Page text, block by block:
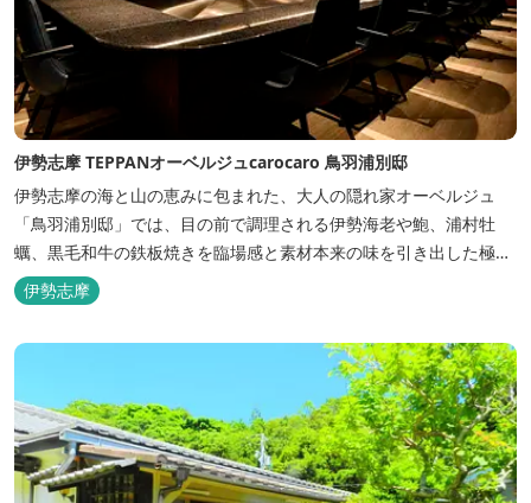
伊勢志摩 TEPPANオーベルジュcarocaro 鳥羽浦別邸
伊勢志摩の海と山の恵みに包まれた、大人の隠れ家オーベルジュ
「鳥羽浦別邸」では、目の前で調理される伊勢海老や鮑、浦村牡
蠣、黒毛和牛の鉄板焼きを臨場感と素材本来の味を引き出した極上
のお料理でご堪能いただけます。露天風呂付きなど6タイプの個性
的な客室で、特別なひとときを大切な人と共にお過ごしくださいま
せ。美食と温泉、上質な空間で贅沢な体験をお届けいたします。
伊勢志摩